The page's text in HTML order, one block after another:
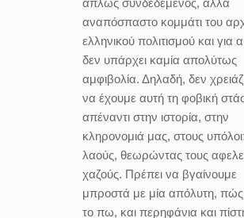
απλώς συνδεδεμένος, αλλά
αναπόσπαστο κομμάτι του
ελληνικού πολιτισμού και για
δεν υπάρχει καμία απολύτως
αμφιβολία. Δηλαδή, δεν
να έχουμε αυτή τη φοβική
απέναντι στην ιστορία, στην
κληρονομιά μας, στους
λαούς, θεωρώντας τους
χαζούς. Πρέπει να βγαίνουμε
μπροστά με μία απόλυτη,
το πω, και περηφάνια και